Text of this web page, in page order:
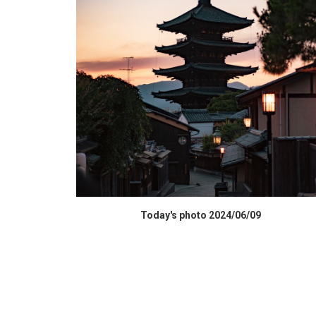
データを購入 BUY DATA
Today's photo 2024/06/09